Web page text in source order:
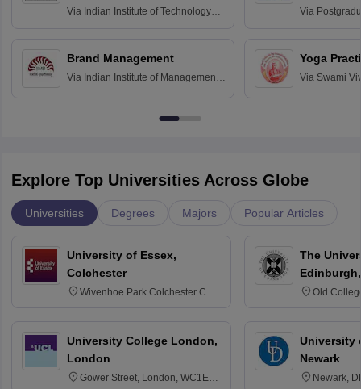
Via Indian Institute of Technology
Brand Management
Via Indian Institute of Management
Via
Yoga
Via Swami
Explore Top Universities Across Globe
Universities Degrees Majors Popular Articles
University of Essex,
Colchester
Wivenhoe Park Colchester CO4
University College London,
London
Gower Street, London, WC1E
The
Old
University
Newark
Newark,